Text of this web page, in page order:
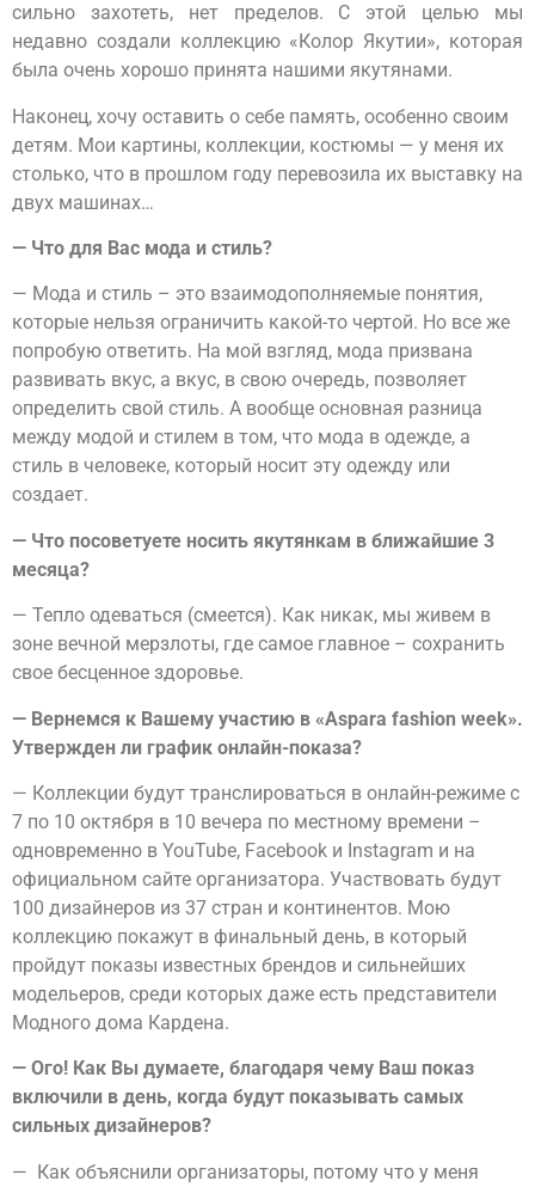
сильно захотеть, нет пределов. С этой целью мы
недавно создали коллекцию «Колор Якутии», которая
была очень хорошо принята нашими якутянами.
Наконец, хочу оставить о себе память, особенно своим
детям. Мои картины, коллекции, костюмы — у меня их
столько, что в прошлом году перевозила их выставку на
двух машинах…
— Что для Вас мода и стиль?
— Мода и стиль – это взаимодополняемые понятия,
которые нельзя ограничить какой-то чертой. Но все же
попробую ответить. На мой взгляд, мода призвана
развивать вкус, а вкус, в свою очередь, позволяет
определить свой стиль. А вообще основная разница
между модой и стилем в том, что мода в одежде, а
стиль в человеке, который носит эту одежду или
создает.
— Что посоветуете носить якутянкам в ближайшие 3
месяца?
— Тепло одеваться (смеется). Как никак, мы живем в
зоне вечной мерзлоты, где самое главное – сохранить
свое бесценное здоровье.
— Вернемся к Вашему участию в «Aspara fashion week».
Утвержден ли график онлайн-показа?
— Коллекции будут транслироваться в онлайн-режиме с
7 по 10 октября в 10 вечера по местному времени –
одновременно в YouTube, Facebook и Instagram и на
официальном сайте организатора. Участвовать будут
100 дизайнеров из 37 стран и континентов. Мою
коллекцию покажут в финальный день, в который
пройдут показы известных брендов и сильнейших
модельеров, среди которых даже есть представители
Модного дома Кардена.
— Ого! Как Вы думаете, благодаря чему Ваш показ
включили в день, когда будут показывать самых
сильных дизайнеров?
— Как объяснили организаторы, потому что у меня